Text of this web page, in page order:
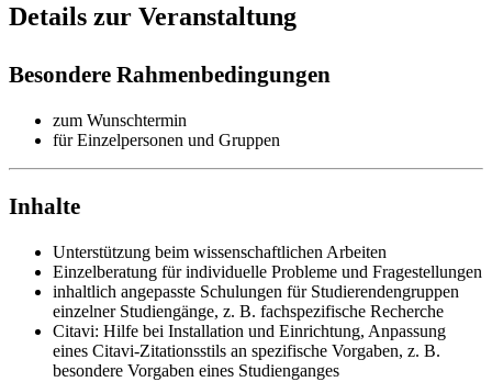
Details zur Veranstaltung
Besondere Rahmenbedingungen
zum Wunschtermin
für Einzelpersonen und Gruppen
Inhalte
Unterstützung beim wissenschaftlichen Arbeiten
Einzelberatung für individuelle Probleme und Fragestellungen
inhaltlich angepasste Schulungen für Studierendengruppen
einzelner Studiengänge, z. B. fachspezifische Recherche
Citavi: Hilfe bei Installation und Einrichtung, Anpassung
eines Citavi-Zitationsstils an spezifische Vorgaben, z. B.
besondere Vorgaben eines Studienganges